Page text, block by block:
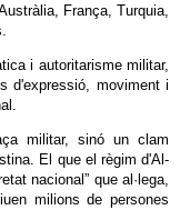
França, Turquia,
i autoritarisme militar,
d'expressió, moviment i
militar, sinó un clam
El que el règim d'Al-
nacional” que al·lega,
milions de persones